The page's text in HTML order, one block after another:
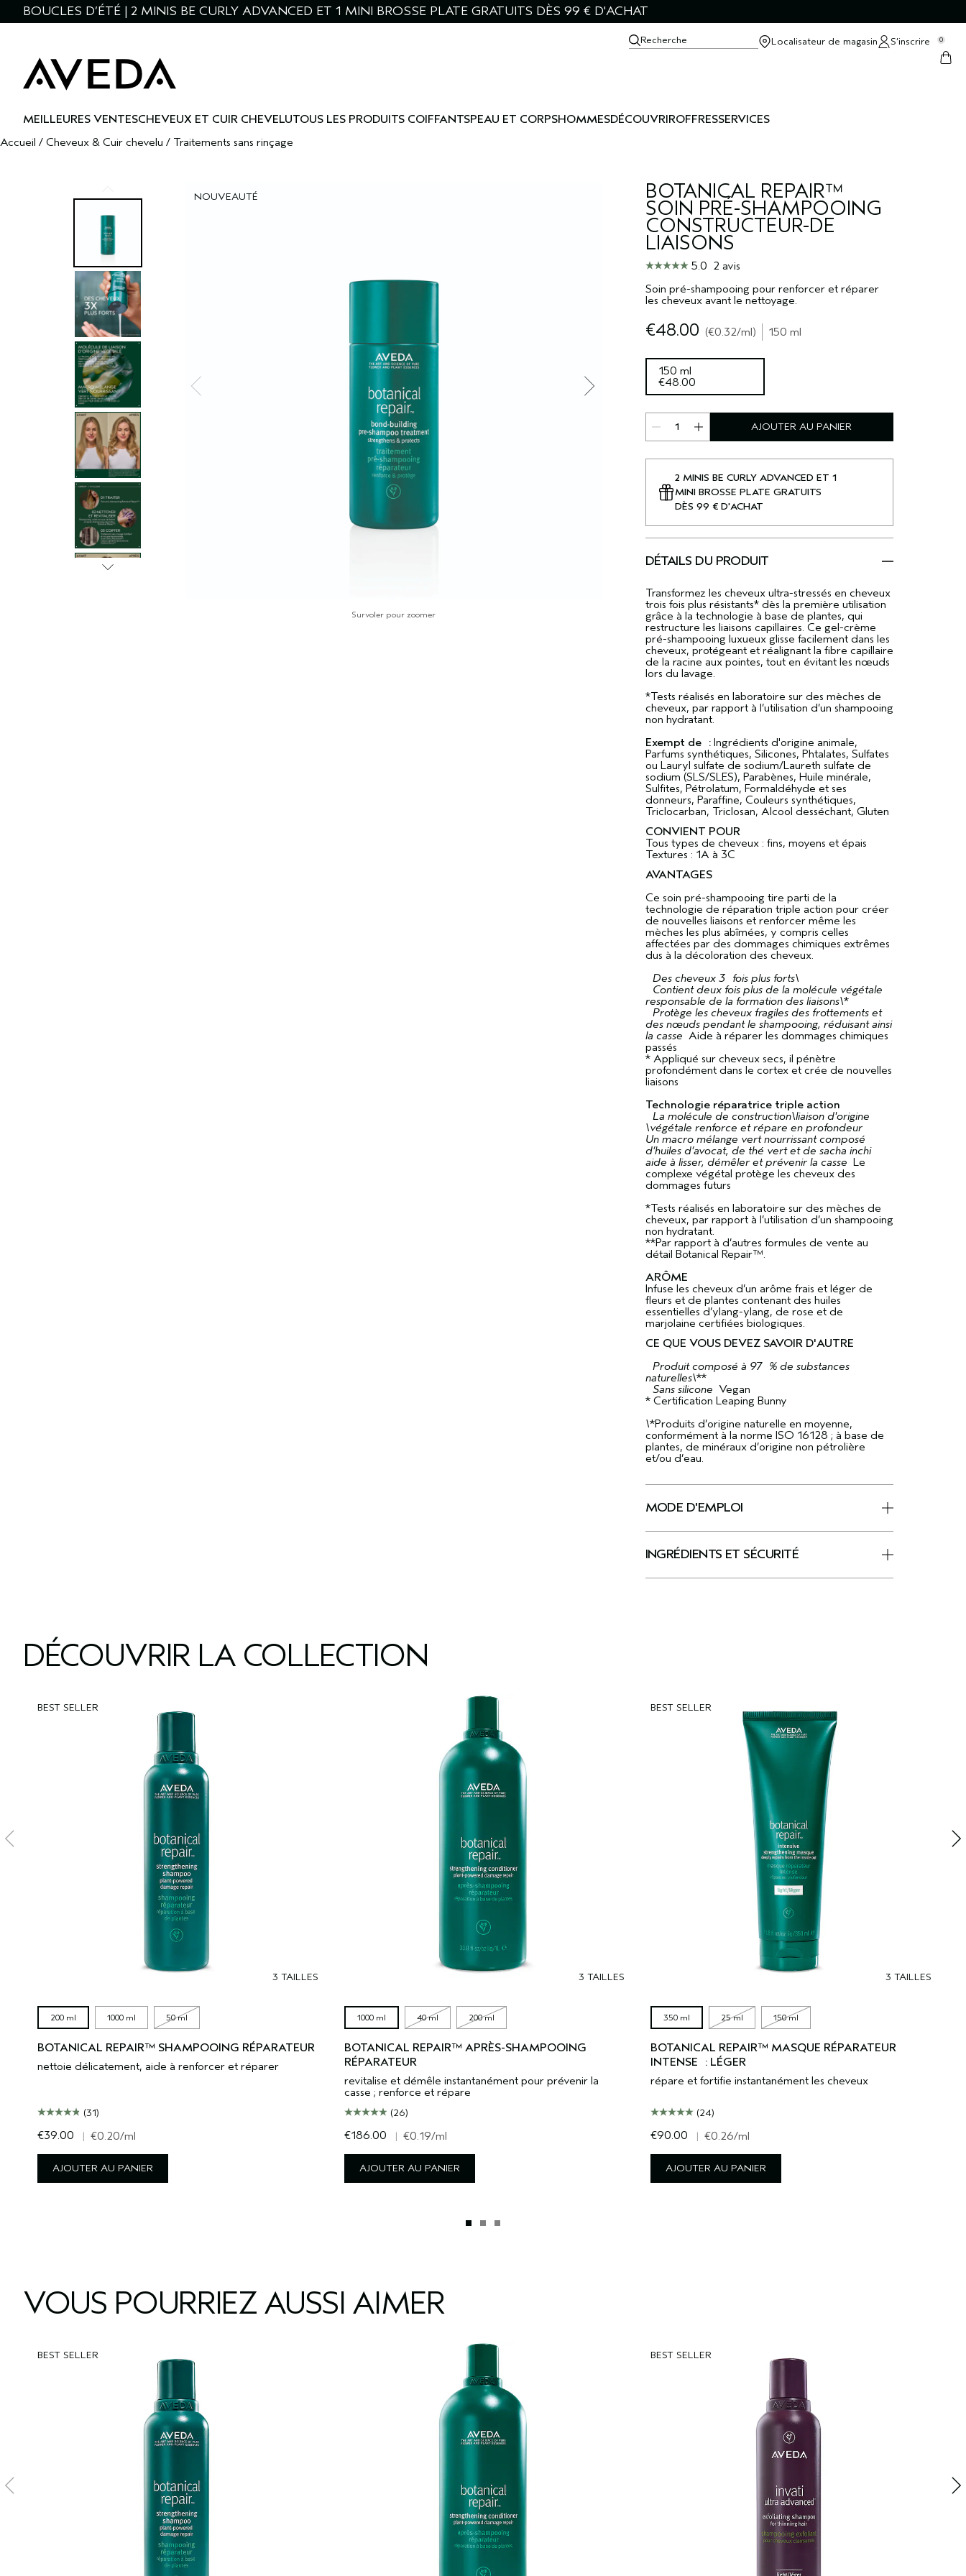
BOUCLES D’ÉTÉ | 2 MINIS BE CURLY ADVANCED ET 1 MINI BROSSE PLATE GRATUITS DÈS 99 € D'ACHAT
Recherche Localisateur de magasin S’inscrire 0
MEILLEURES VENTESCHEVEUX ET CUIR CHEVELUTOUS LES PRODUITS COIFFANTSPEAU ET CORPSHOMMESDÉCOUVRIROFFRESSERVICES
Accueil / Cheveux & Cuir chevelu / Traitements sans rinçage
BOTANICAL REPAIR™
SOIN PRÉ-SHAMPOOING
CONSTRUCTEUR-DE
LIAISONS
5.0 2 avis
Soin pré-shampooing pour renforcer et réparer
les cheveux avant le nettoyage.
NOUVEAUTÉ
Survoler pour zoomer
€48.00 €0.32/ml 150 ml
150 ml
€48.00
AJOUTER AU PANIER
2 MINIS BE CURLY ADVANCED ET 1
MINI BROSSE PLATE GRATUITS
DÈS 99 € D'ACHAT
DÉTAILS DU PRODUIT
Transformez les cheveux ultra-stressés en cheveux
trois fois plus résistants* dès la première utilisation
grâce à la technologie à base de plantes, qui
restructure les liaisons capillaires. Ce gel-crème
pré-shampooing luxueux glisse facilement dans les
cheveux, protégeant et réalignant la fibre capillaire
de la racine aux pointes, tout en évitant les nœuds
lors du lavage.
*Tests réalisés en laboratoire sur des mèches de
cheveux, par rapport à l’utilisation d’un shampooing
non hydratant.
Exempt de :Ingrédients d'origine animale,
Parfums synthétiques, Silicones, Phtalates, Sulfates
ou Lauryl sulfate de sodium/Laureth sulfate de
sodium (SLS/SLES), Parabènes, Huile minérale,
Sulfites, Pétrolatum, Formaldéhyde et ses
donneurs, Paraffine, Couleurs synthétiques,
Triclocarban, Triclosan, Alcool desséchant, Gluten
CONVIENT POUR
Tous types de cheveux : fins, moyens et épais
Textures : 1A à 3C
AVANTAGES
Ce soin pré-shampooing tire parti de la
technologie de réparation triple action pour créer
de nouvelles liaisons et renforcer même les
mèches les plus abîmées, y compris celles
affectées par des dommages chimiques extrêmes
dus à la décoloration des cheveux.
Des cheveux 3 fois plus forts\
Contient deux fois plus de la molécule végétale
responsable de la formation des liaisons\*
Protège les cheveux fragiles des frottements et
des nœuds pendant le shampooing, réduisant ainsi
la casse Aide à réparer les dommages chimiques
passés
* Appliqué sur cheveux secs, il pénètre
profondément dans le cortex et crée de nouvelles
liaisons
Technologie réparatrice triple action
La molécule de construction\liaison d'origine
\végétale renforce et répare en profondeur
Un macro mélange vert nourrissant composé
d’huiles d’avocat, de thé vert et de sacha inchi
aide à lisser, démêler et prévenir la casse Le
complexe végétal protège les cheveux des
dommages futurs
*Tests réalisés en laboratoire sur des mèches de
cheveux, par rapport à l’utilisation d’un shampooing
non hydratant.
**Par rapport à d’autres formules de vente au
détail Botanical Repair™.
ARÔME
Infuse les cheveux d’un arôme frais et léger de
fleurs et de plantes contenant des huiles
essentielles d’ylang-ylang, de rose et de
marjolaine certifiées biologiques.
CE QUE VOUS DEVEZ SAVOIR D'AUTRE
Produit composé à 97 % de substances
naturelles\**
Sans silicone Vegan
* Certification Leaping Bunny
\*Produits d’origine naturelle en moyenne,
conformément à la norme ISO 16128 ; à base de
plantes, de minéraux d’origine non pétrolière
et/ou d’eau.
MODE D'EMPLOI
INGRÉDIENTS ET SÉCURITÉ
DÉCOUVRIR LA COLLECTION
BEST SELLER
3 TAILLES
200 ml 1000 ml 50 ml
BOTANICAL REPAIR™ SHAMPOOING RÉPARATEUR
nettoie délicatement, aide à renforcer et réparer
(31)
€39.00 | €0.20/ml
AJOUTER AU PANIER
3 TAILLES
1000 ml 40 ml 200 ml
BOTANICAL REPAIR™ APRÈS-SHAMPOOING
RÉPARATEUR
revitalise et démêle instantanément pour prévenir la
casse ; renforce et répare
(26)
€186.00 | €0.19/ml
AJOUTER AU PANIER
BEST SELLER
3 TAILLES
350 ml 25 ml 150 ml
BOTANICAL REPAIR™ MASQUE RÉPARATEUR
INTENSE : LÉGER
répare et fortifie instantanément les cheveux
(24)
€90.00 | €0.26/ml
AJOUTER AU PANIER
VOUS POURRIEZ AUSSI AIMER
BEST SELLER BEST SELLER